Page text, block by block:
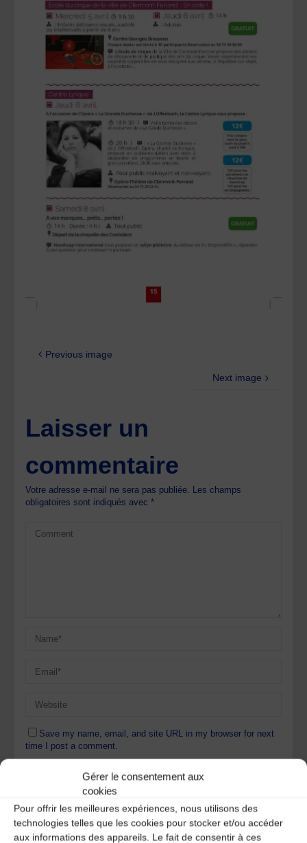
Gérer le consentement aux
cookies
Pour offrir les meilleures expériences, nous utilisons des
technologies telles que les cookies pour stocker et/ou accéder
aux informations des appareils. Le fait de consentir à ces
Previous image
Next image
Laisser un
commentaire
Votre adresse e-mail ne sera pas publiée. Les champs
obligatoires sont indiqués avec*
Save my name, email, and site URL in my browser for next
time I post a comment.
Ce site utilise Akismet pour réduire les indésirables.
savoir plus sur la façon dont les données de vos
commentaires sont traitées.